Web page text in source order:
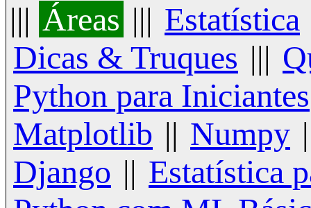
||| Áreas ||| Estatística
Dicas & Truques |||
Python para Iniciantes
Matplotlib || Numpy
Django || Estatística